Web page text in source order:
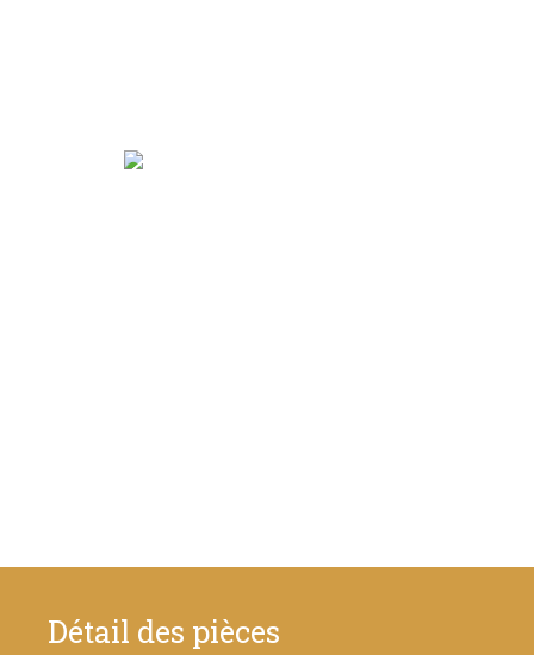
Détail des pièces